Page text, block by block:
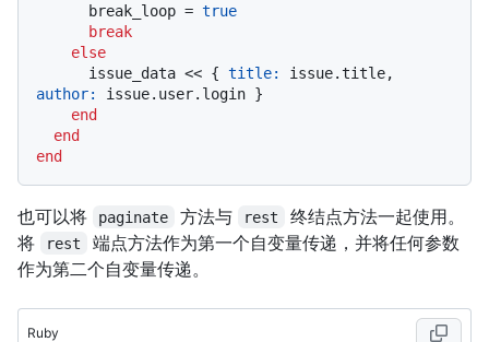
      break_loop =
true
break
else
      issue_data << {
title:
author:
issue.user.login }
end
end
end
也可以将 paginate 方法与 rest
终结点方法一起使用。
将
rest
端点方法作为第一个自变量传递，并将任何参数
作为第二个自变量传递。
Ruby